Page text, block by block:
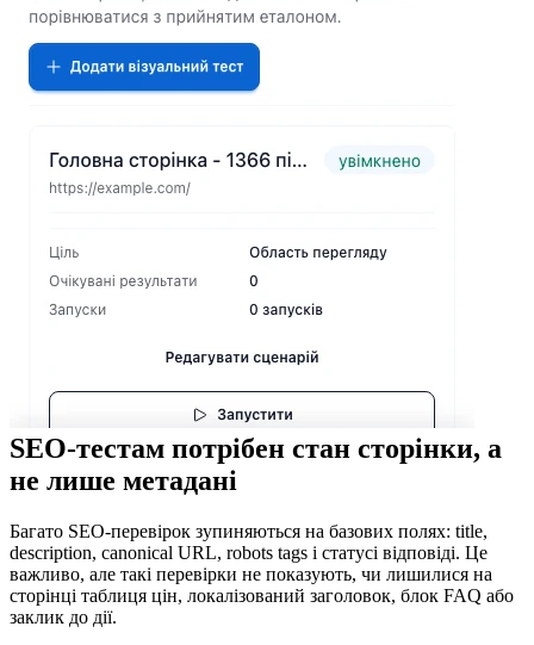
SEO-тестам потрібен стан сторінки, а
не лише метадані
Багато SEO-перевірок зупиняються на базових полях: title,
description, canonical URL, robots tags і статусі відповіді. Це
важливо, але такі перевірки не показують, чи лишилися на
сторінці таблиця цін, локалізований заголовок, блок FAQ або
заклик до дії.